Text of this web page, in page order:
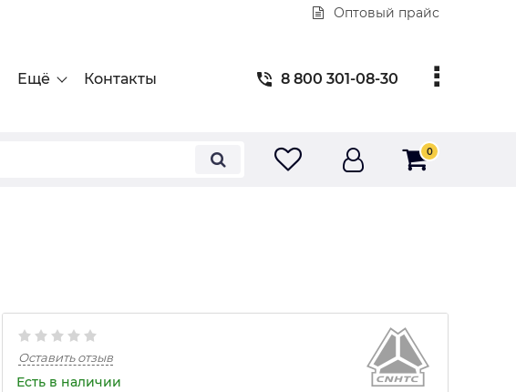
Оптовый прайс
Ещё Контакты 8 800 301-08-30
0
Оставить отзыв
Есть в наличии